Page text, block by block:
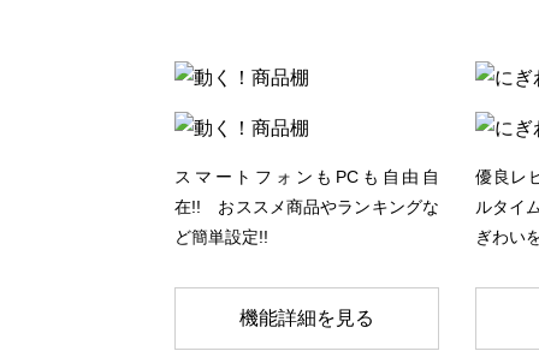
スマートフォンもPCも自由自
在!! おススメ商品やランキングな
ど簡単設定!!
機能詳細を見る
優良レ
ルタイ
ぎわい